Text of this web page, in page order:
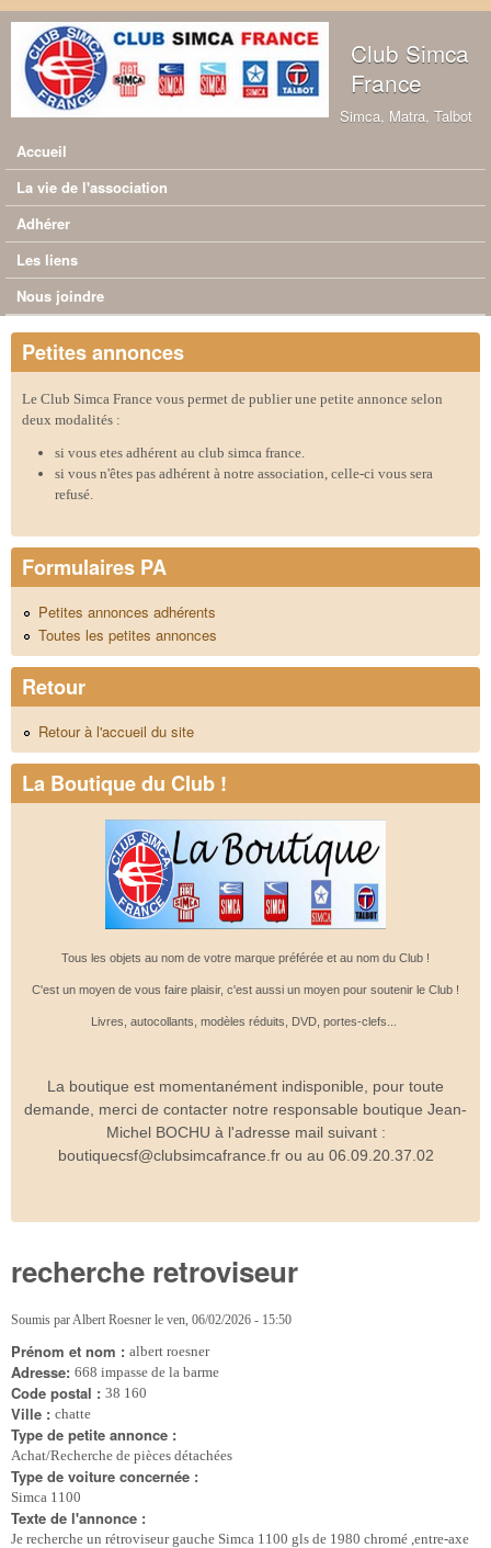
Aller au contenu principal
Club Simca
France
Simca, Matra, Talbot
Menu principal
Accueil
La vie de l'association
Adhérer
Les liens
Nous joindre
Petites annonces
Le Club Simca France vous permet de publier une petite annonce selon
deux modalités :
si vous etes adhérent au club simca france.
si vous n'êtes pas adhérent à notre association, celle-ci vous sera
refusé.
Formulaires PA
Petites annonces adhérents
Toutes les petites annonces
Retour
Retour à l'accueil du site
La Boutique du Club !
Tous les objets au nom de votre marque préférée et au nom du Club !
C'est un moyen de vous faire plaisir, c'est aussi un moyen pour soutenir le Club !
Livres, autocollants, modèles réduits, DVD, portes-clefs...
La boutique est momentanément indisponible, pour toute
demande, merci de contacter notre responsable boutique Jean-
Michel BOCHU à l'adresse mail suivant :
boutiquecsf@clubsimcafrance.fr ou au 06.09.20.37.02
recherche retroviseur
Soumis par Albert Roesner le ven, 06/02/2026 - 15:50
Prénom et nom : albert roesner
Adresse: 668 impasse de la barme
Code postal : 38 160
Ville : chatte
Type de petite annonce :
Achat/Recherche de pièces détachées
Type de voiture concernée :
Simca 1100
Texte de l'annonce :
Je recherche un rétroviseur gauche Simca 1100 gls de 1980 chromé ,entre-axe